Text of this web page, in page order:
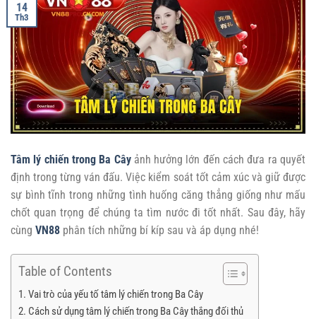
14
Th3
Tâm lý chiến trong Ba Câyảnh hưởng lớn đến cách đưa ra quyết
định trong từng ván đấu. Việc kiểm soát tốt cảm xúc và giữ được
sự bình tĩnh trong những tình huống căng thẳng giống như mấu
chốt quan trọng để chúng ta tìm nước đi tốt nhất. Sau đây, hãy
cùng VN88 phân tích những bí kíp sau và áp dụng nhé!
Table of Contents
Vai trò của yếu tố tâm lý chiến trong Ba Cây
Cách sử dụng tâm lý chiến trong Ba Cây thắng đối thủ